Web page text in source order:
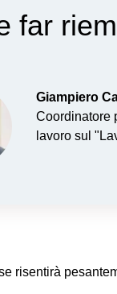
far
Giampiero
Coordinatore
lavoro sul
risentirà